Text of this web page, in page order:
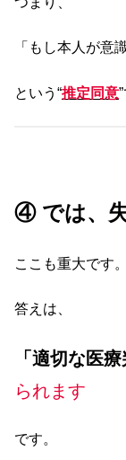
「もし本人が意
という“推定同意
④ では、
ここも重大です。
答えは、
「適切な医
られます
です。